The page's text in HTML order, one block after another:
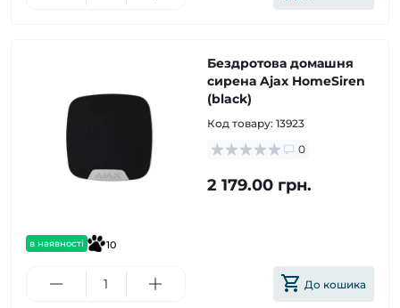
в наявності 10
Бездротова домашня
сирена Ajax HomeSiren
(black)
Код товару: 13923
0
2 179.00 грн.
До кошика